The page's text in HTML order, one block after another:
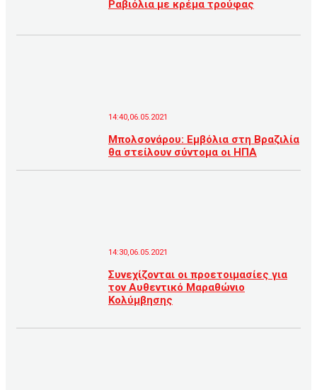
Ραβιόλια με κρέμα τρούφας
14:40,06.05.2021
Μπολσονάρου: Εμβόλια στη Βραζιλία
θα στείλουν σύντομα οι ΗΠΑ
14:30,06.05.2021
Συνεχίζονται οι προετοιμασίες για
τον Αυθεντικό Μαραθώνιο
Κολύμβησης